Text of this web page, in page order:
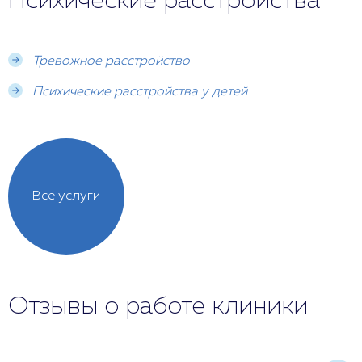
Тревожное расстройство
Психические расстройства у детей
Все услуги
Отзывы о работе клиники